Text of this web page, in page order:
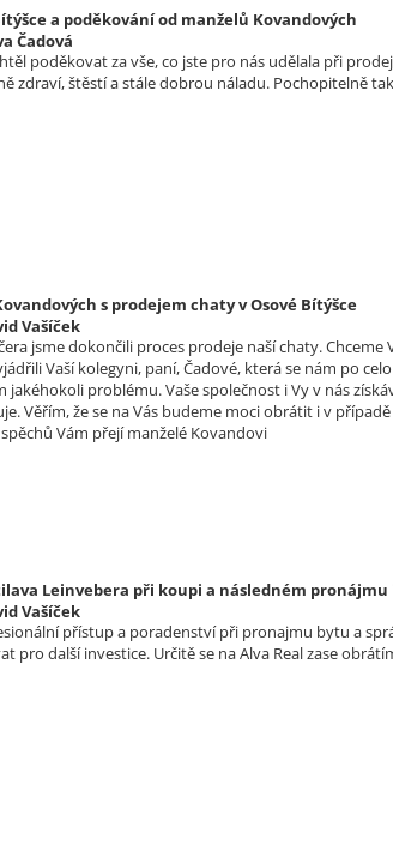
a poděkování od manželů Kovandových
Čadová
poděkovat za vše, co jste pro nás udělala při
zdraví, štěstí a stále dobrou náladu. Pochopitelně
s prodejem chaty v Osové Bítýšce
Vašíček
jsme dokončili proces prodeje naší chaty.
Vaší kolegyni, paní, Čadové, která se nám po
jakéhokoli problému. Vaše společnost i Vy v nás
Věřím, že se na Vás budeme moci obrátit i v
Vám přejí manželé Kovandovi
Leinvebera při koupi a následném
Vašíček
přístup a poradenství při pronajmu bytu a
pro další investice. Určitě se na Alva Real zase